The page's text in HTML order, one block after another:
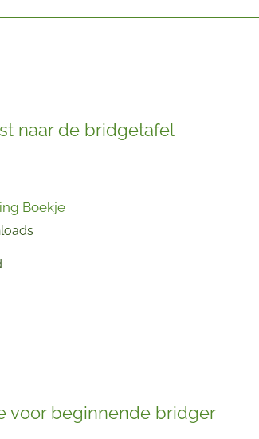
naar de bridgetafel
Boekje
voor beginnende bridger